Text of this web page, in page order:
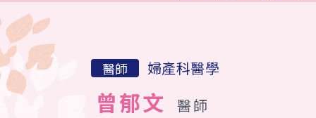
醫師 婦產科醫學
曾郁文 醫師